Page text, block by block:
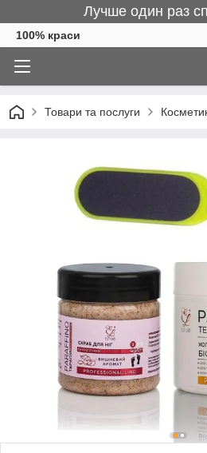
Лучше один раз
100% краси
Товари та послуги